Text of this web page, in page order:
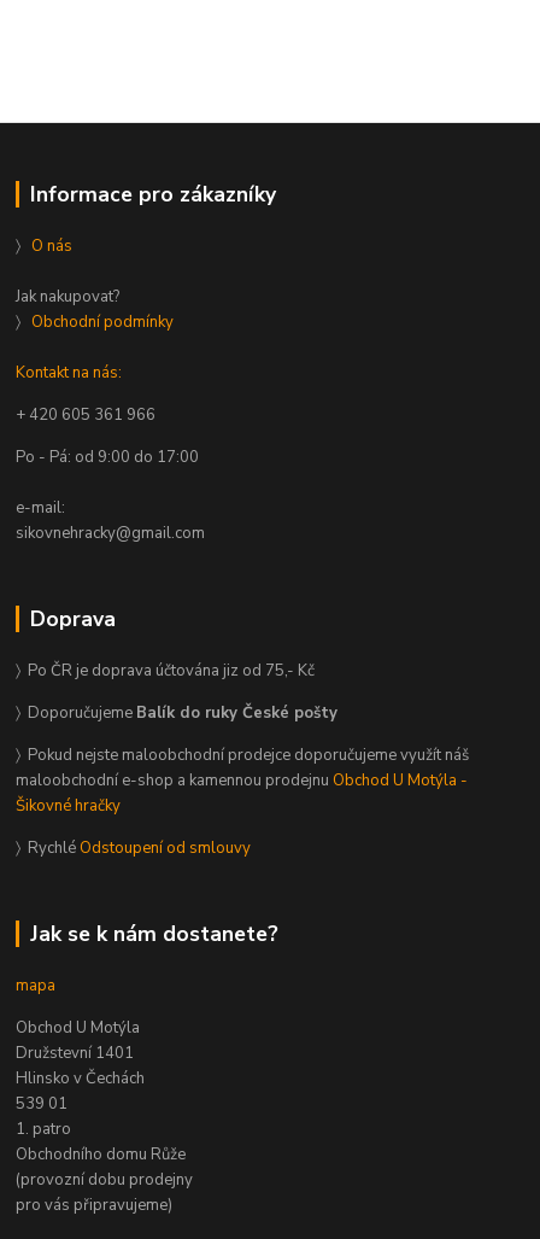
Informace pro zákazníky
〉 O nás
Jak nakupovat?
〉 Obchodní podmínky
Kontakt na nás:
+ 420 605 361 966
Po - Pá: od 9:00 do 17:00
e-mail:
sikovnehracky@gmail.com
Doprava
〉 Po ČR je doprava účtována jiz od 75,- Kč
〉 Doporučujeme Balík do ruky České pošty
〉 Pokud nejste maloobchodní prodejce doporučujeme využít náš
maloobchodní e-shop a kamennou prodejnu Obchod U Motýla -
Šikovné hračky
〉 Rychlé Odstoupení od smlouvy
Jak se k nám dostanete?
mapa
Obchod U Motýla
Družstevní 1401
Hlinsko v Čechách
539 01
1. patro
Obchodního domu Růže
(provozní dobu prodejny
pro vás připravujeme)